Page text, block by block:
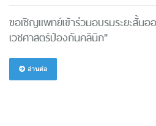
ขอเชิญแพทย์เข้าร่วมอบรมระยะสั้น
เวชศาสตร์ป้องกันคลินิก"
อ่านต่อ